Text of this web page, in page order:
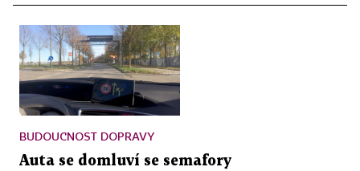
BUDOUCNOST DOPRAVY
Auta se domluví se semafory